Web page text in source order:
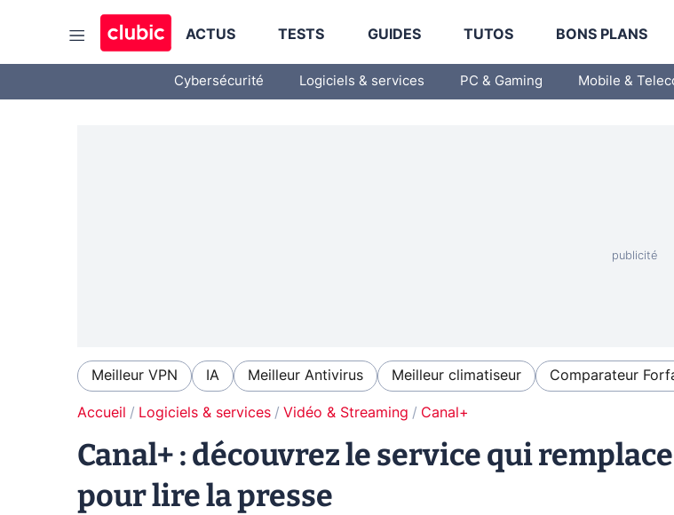
ACTUS TESTS GUIDES TUTOS BONS PLANS
Cybersécurité Logiciels & services PC & Gaming Mobile &
Meilleur VPN IA Meilleur Antivirus Meilleur climatiseur Comparateur
Accueil Logiciels & services Vidéo & Streaming Canal+
Canal+ : découvrez le service qui
pour lire la presse